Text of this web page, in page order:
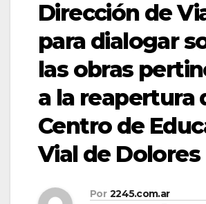
Dirección de
para dialogar
las obras
a la reapertura
Centro de
Vial de Dolores
Por 2245.com.ar